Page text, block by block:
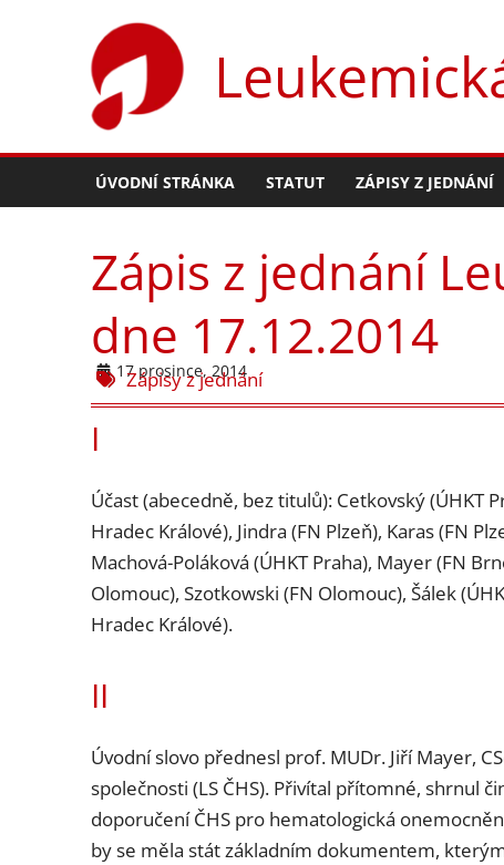
ÚVODNÍ STRÁNKA STATUT ZÁPISY Z JEDNÁNÍ
Zápis z jednání
dne 17.12.2014
17 prosince, 2014
Zápisy z jednání
I
Účast (abecedně, bez titulů): Cetkovský (ÚHKT
Hradec Králové), Jindra (FN Plzeň), Karas (FN
Machová-Poláková (ÚHKT Praha), Mayer (FN
Olomouc), Szotkowski (FN Olomouc), Šálek
Hradec Králové).
II
Úvodní slovo přednesl prof. MUDr. Jiří Mayer,
společnosti (LS ČHS). Přivítal přítomné, shrnul
doporučení ČHS pro hematologická
by se měla stát základním dokumentem,